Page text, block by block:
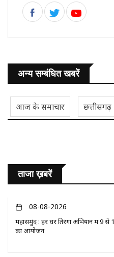
अन्य सम्बंधित खबरें
आज के समाचार छत्तीसगढ़
ताजा ख़बरें
08-08-2026
महासमुंद : हर घर तिरंगा अभियान में 9 से
का आयोजन